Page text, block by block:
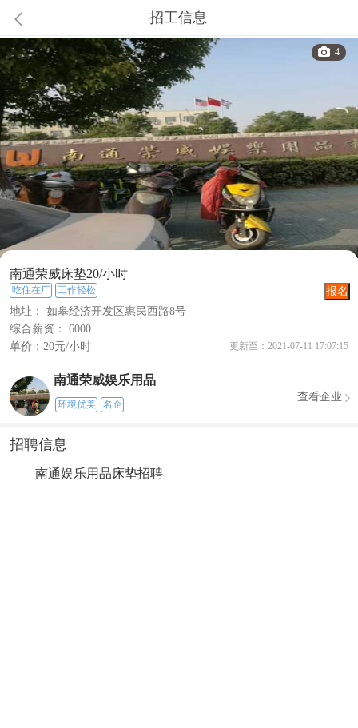
招工信息
4
南通荣威床垫20/小时
报名
吃住在厂 工作轻松
地址： 如皋经济开发区惠民西路8号
综合薪资： 6000
单价： 20元/小时 更新至：2021-07-11 17:07:15
南通荣威娱乐用品
环境优美 名企
查看企业
招聘信息
南通娱乐用品床垫招聘